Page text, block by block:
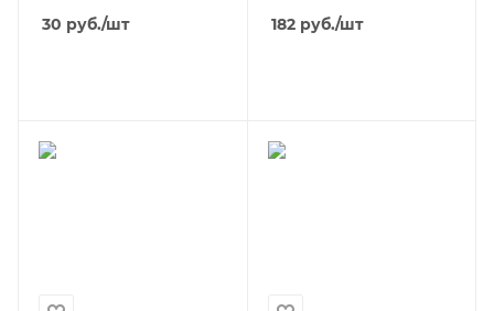
30 руб./шт 182руб./шт